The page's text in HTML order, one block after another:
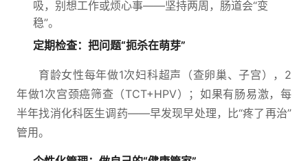
吸，别想工作或烦心事——坚持两周，肠道会“变
稳”。
定期检查：把问题“扼杀在萌芽”
育龄女性每年做1次妇科超声（查卵巢、子宫），2
年做1次宫颈癌筛查（TCT+HPV）；如果有肠易激，每
半年找消化科医生调药——早发现早处理，比“疼了再治”
管用。